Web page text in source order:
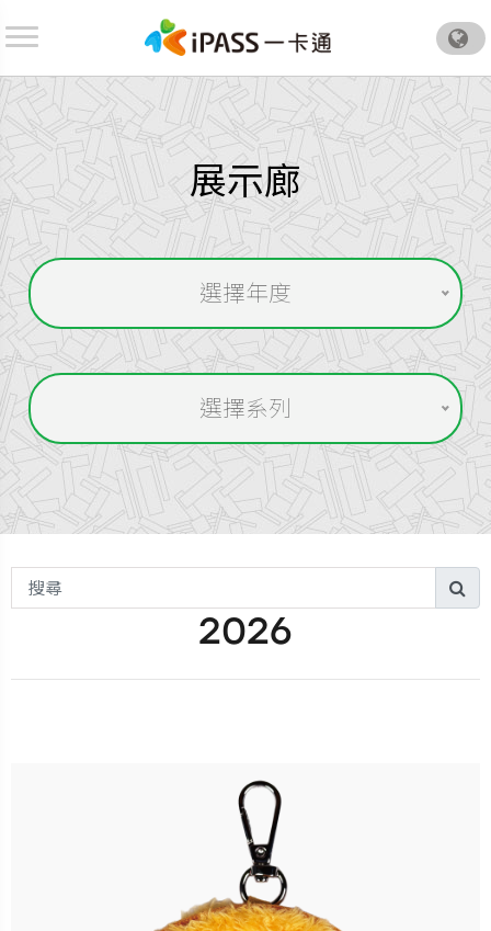
.
展示廊
搜
尋
選擇年度
搜
尋
選擇系列
尋
2026